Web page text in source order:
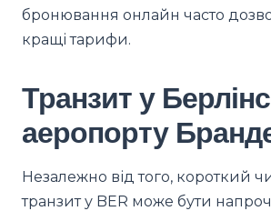
бронювання онлайн часто
кращі тарифи.
Транзит у
аеропорту
Незалежно від того, короткий
транзит у BER може бути